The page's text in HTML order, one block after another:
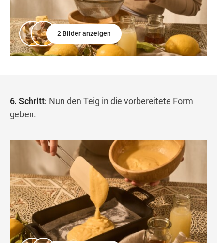
2 Bilder anzeigen
6. Schritt: Nun den Teig in die vorbereitete Form
geben.